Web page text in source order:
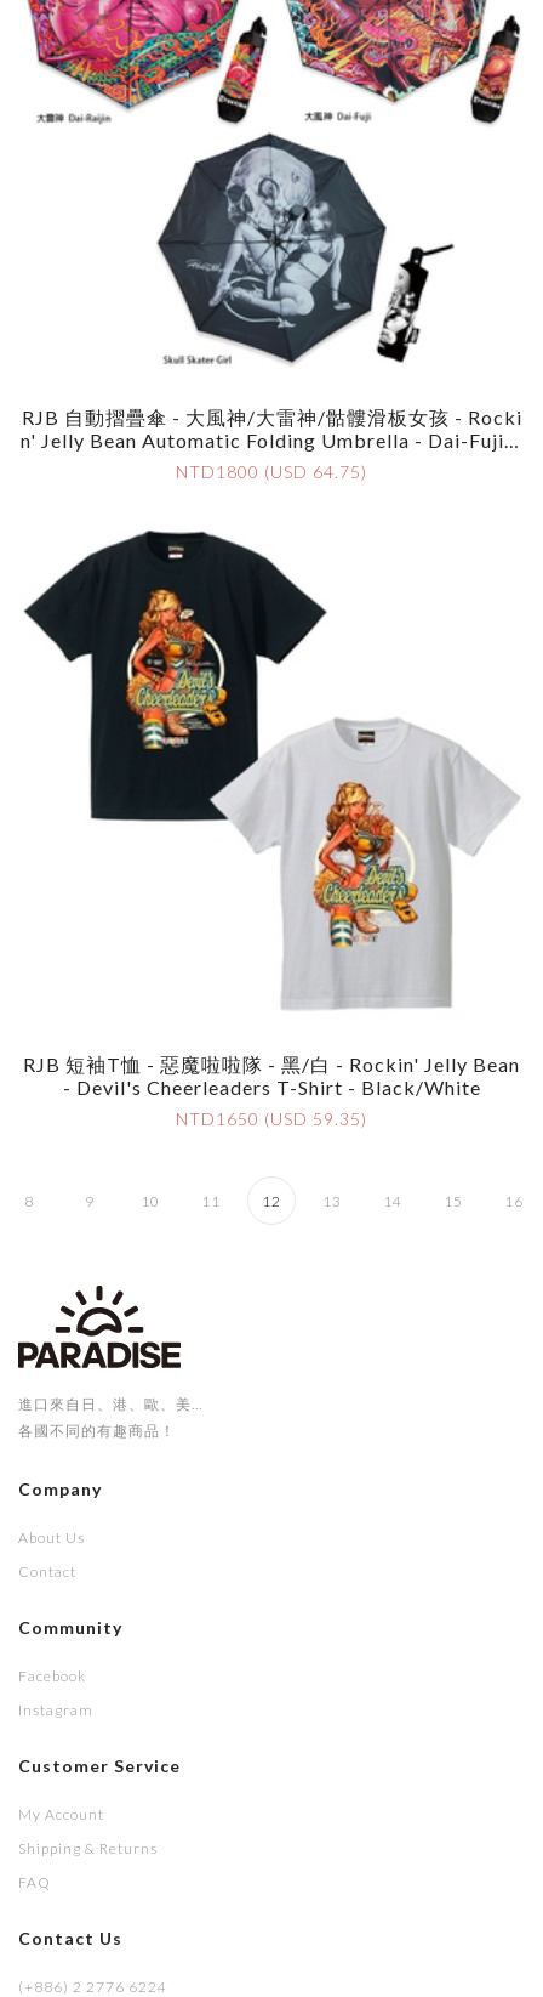
RJB 自動摺疊傘 - 大風神/大雷神/骷髏滑板女孩 - Rocki
N' Jelly Bean Automatic Folding Umbrella - Dai-Fujin/
Dai-Raijin/Skull Skater Girl
NTD1800 (USD 64.75)
RJB 短袖T恤 - 惡魔啦啦隊 - 黑/白 - Rockin' Jelly Bean
- Devil's Cheerleaders T-Shirt - Black/White
NTD1650 (USD 59.35)
8 9 10 11 12 13 14 15 16
進口來自日、港、歐、美...
各國不同的有趣商品！
Company
About Us
Contact
Community
Facebook
Instagram
Customer Service
My Account
Shipping & Returns
FAQ
Contact Us
(+886) 2 2776 6224